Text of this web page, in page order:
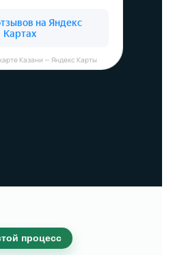
Казани — Яндекс Карты
процесс